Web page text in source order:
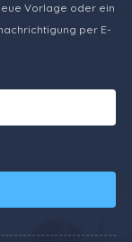
Vorlage oder ein
per E-